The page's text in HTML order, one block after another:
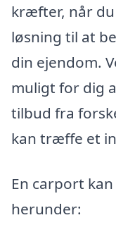
kræfter, når
løsning til at
din ejendom.
muligt for dig
tilbud fra
kan træffe et
En carport
herunder: